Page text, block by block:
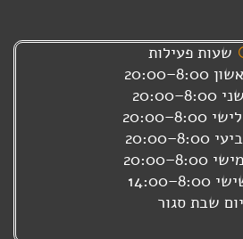
שעות פעילות
יום שבת סגור